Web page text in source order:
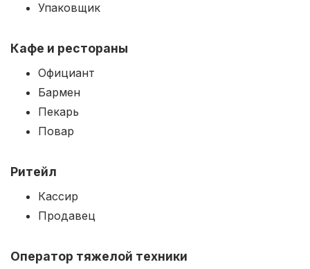
Упаковщик
Кафе и рестораны
Официант
Бармен
Пекарь
Повар
Ритейл
Кассир
Продавец
Оператор тяжелой техники